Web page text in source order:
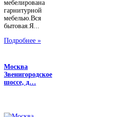
мебелирована
гарнитурной
мебелью.Вся
бытовая.Я...
Подробнее »
Москва
Звенигородское
шоссе, д…